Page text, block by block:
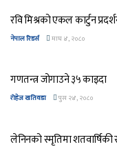
रवि मिश्रको एकल कार्टुन
नेपाल रिडर्स माघ ४, २०८०
गणतन्त्र जोगाउने ३५ काइदा
रोहेज खतिवडा पुस २४, २०८०
लेनिनको स्मृतिमा